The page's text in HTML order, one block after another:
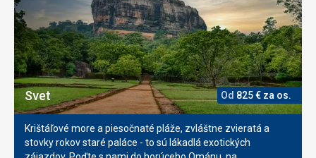
Svet Od 825€ za os.
Krištáľové more a piesočnaté pláže, zvláštne zvieratá a
stovky rokov staré paláce - to sú lákadlá exotických